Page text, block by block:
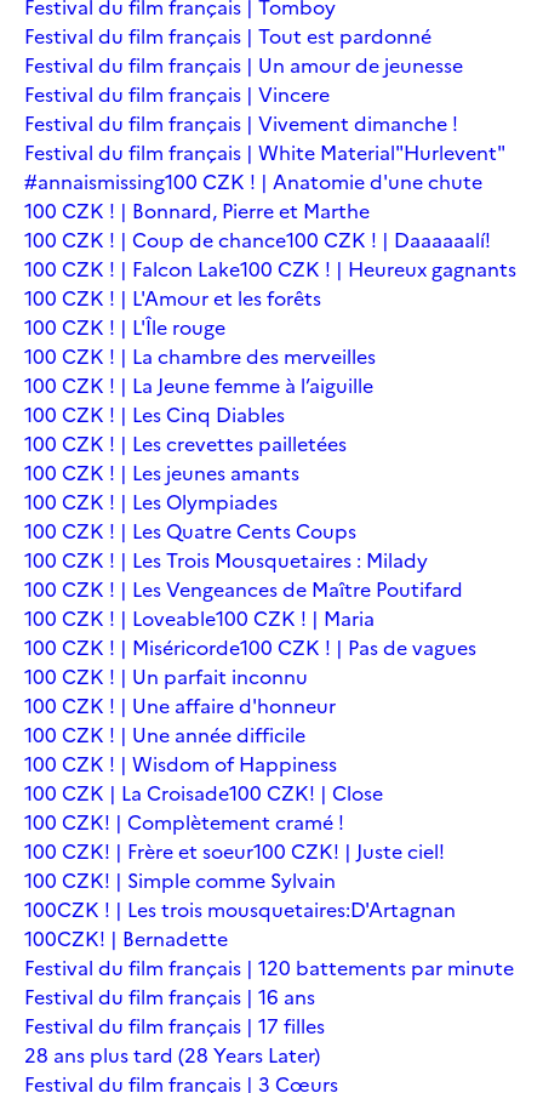
Festival du film français | Tomboy
Festival du film français | Tout est pardonné
Festival du film français | Un amour de jeunesse
Festival du film français | Vincere
Festival du film français | Vivement dimanche !
Festival du film français | White Material"Hurlevent"
#annaismissing100 CZK ! | Anatomie d'une chute
100 CZK ! | Bonnard, Pierre et Marthe
100 CZK ! | Coup de chance100 CZK ! | Daaaaaalí!
100 CZK ! | Falcon Lake100 CZK ! | Heureux gagnants
100 CZK ! | L'Amour et les forêts
100 CZK ! | L'Île rouge
100 CZK ! | La chambre des merveilles
100 CZK ! | La Jeune femme à l’aiguille
100 CZK ! | Les Cinq Diables
100 CZK ! | Les crevettes pailletées
100 CZK ! | Les jeunes amants
100 CZK ! | Les Olympiades
100 CZK ! | Les Quatre Cents Coups
100 CZK ! | Les Trois Mousquetaires : Milady
100 CZK ! | Les Vengeances de Maître Poutifard
100 CZK ! | Loveable100 CZK ! | Maria
100 CZK ! | Miséricorde100 CZK ! | Pas de vagues
100 CZK ! | Un parfait inconnu
100 CZK ! | Une affaire d'honneur
100 CZK ! | Une année difficile
100 CZK ! | Wisdom of Happiness
100 CZK | La Croisade100 CZK! | Close
100 CZK! | Complètement cramé !
100 CZK! | Frère et soeur100 CZK! | Juste ciel!
100 CZK! | Simple comme Sylvain
100CZK ! | Les trois mousquetaires:D'Artagnan
100CZK! | Bernadette
Festival du film français | 120 battements par minute
Festival du film français | 16 ans
Festival du film français | 17 filles
28 ans plus tard (28 Years Later)
Festival du film français | 3 Cœurs